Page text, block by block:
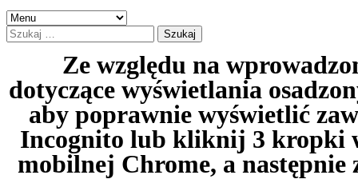
Ze względu na
dotyczące wyświetlania
aby poprawnie wyświetlić
Incognito lub kliknij 3 kropki
mobilnej Chrome, a następnie